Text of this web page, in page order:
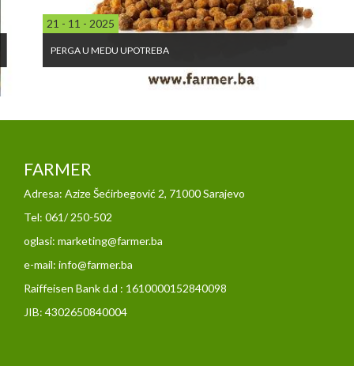
21 - 11 - 2025
PERGA U MEDU UPOTREBA
FARMER
Adresa: Azize Šećirbegović 2, 71000 Sarajevo
Tel: 061/ 250-502
oglasi: marketing@farmer.ba
e-mail: info@farmer.ba
Raiffeisen Bank d.d : 1610000152840098
JIB: 4302650840004